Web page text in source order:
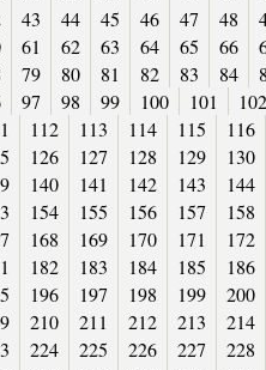
43 44 45 46 47 48
61 62 63 64 65 66
79 80 81 82 83 84
97 98 99 100 101
102
112 113 114 115
116
126 127 128 129
130
140 141 142 143
144
154 155 156 157
158
168 169 170 171
172
182 183 184 185
186
196 197 198 199
200
210 211 212 213
214
224 225 226 227
228